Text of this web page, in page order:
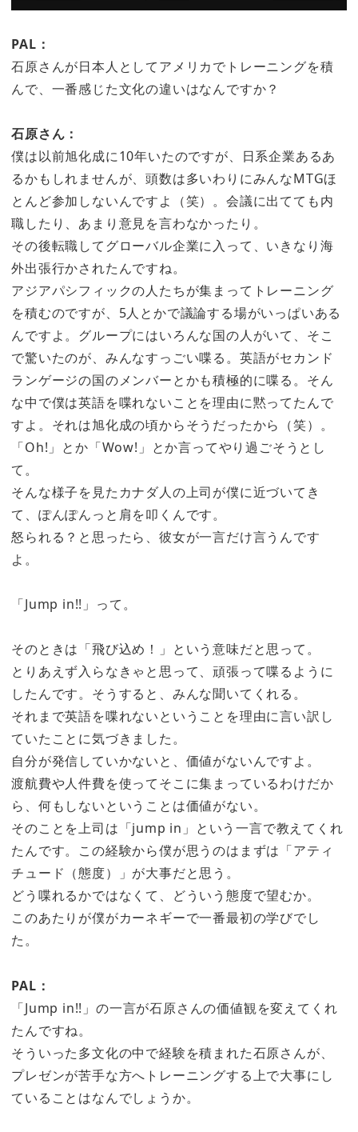
PAL：
石原さんが日本人としてアメリカでトレーニングを積
んで、一番感じた文化の違いはなんですか？
石原さん：
僕は以前旭化成に10年いたのですが、日系企業あるあ
るかもしれませんが、頭数は多いわりにみんなMTGほ
とんど参加しないんですよ（笑）。会議に出てても内
職したり、あまり意見を言わなかったり。
その後転職してグローバル企業に入って、いきなり海
外出張行かされたんですね。
アジアパシフィックの人たちが集まってトレーニング
を積むのですが、5人とかで議論する場がいっぱいある
んですよ。グループにはいろんな国の人がいて、そこ
で驚いたのが、みんなすっごい喋る。英語がセカンド
ランゲージの国のメンバーとかも積極的に喋る。そん
な中で僕は英語を喋れないことを理由に黙ってたんで
すよ。それは旭化成の頃からそうだったから（笑）。
「Oh!」とか「Wow!」とか言ってやり過ごそうとし
て。
そんな様子を見たカナダ人の上司が僕に近づいてき
て、ぽんぽんっと肩を叩くんです。
怒られる？と思ったら、彼女が一言だけ言うんです
よ。
「Jump in!!」って。
そのときは「飛び込め！」という意味だと思って。
とりあえず入らなきゃと思って、頑張って喋るように
したんです。そうすると、みんな聞いてくれる。
それまで英語を喋れないということを理由に言い訳し
ていたことに気づきました。
自分が発信していかないと、価値がないんですよ。
渡航費や人件費を使ってそこに集まっているわけだか
ら、何もしないということは価値がない。
そのことを上司は「jump in」という一言で教えてくれ
たんです。この経験から僕が思うのはまずは「アティ
チュード（態度）」が大事だと思う。
どう喋れるかではなくて、どういう態度で望むか。
このあたりが僕がカーネギーで一番最初の学びでし
た。
PAL：
「Jump in!!」の一言が石原さんの価値観を変えてくれ
たんですね。
そういった多文化の中で経験を積まれた石原さんが、
プレゼンが苦手な方へトレーニングする上で大事にし
ていることはなんでしょうか。